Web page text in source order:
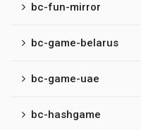
bc-fun-mirror
bc-game-belarus
bc-game-uae
bc-hashgame